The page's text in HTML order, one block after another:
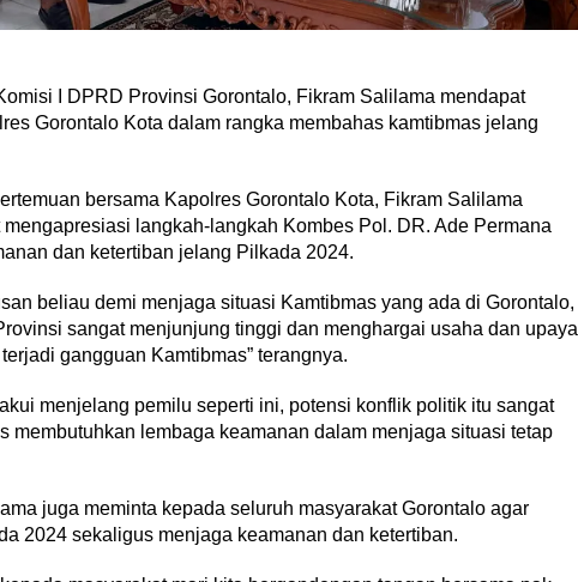
I DPRD Provinsi Gorontalo, Fikram Salilama mendapat
Gorontalo Kota dalam rangka membahas kamtibmas jelang
bersama Kapolres Gorontalo Kota, Fikram Salilama
langkah-langkah Kombes Pol. DR. Ade Permana
dan ketertiban jelang Pilkada 2024.
beliau demi menjaga situasi Kamtibmas yang ada di Gorontalo,
sangat menjunjung tinggi dan menghargai usaha dan upaya
gangguan Kamtibmas” terangnya.
menjelang pemilu seperti ini, potensi konflik politik itu sangat
membutuhkan lembaga keamanan dalam menjaga situasi tetap
juga meminta kepada seluruh masyarakat Gorontalo agar
2024 sekaligus menjaga keamanan dan ketertiban.